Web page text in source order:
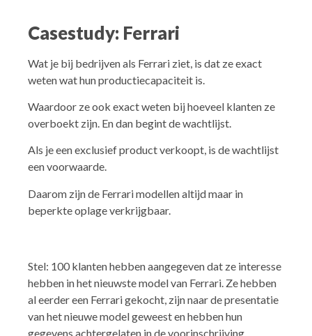
Casestudy: Ferrari
Wat je bij bedrijven als Ferrari ziet, is dat ze exact
weten wat hun productiecapaciteit is.
Waardoor ze ook exact weten bij hoeveel klanten ze
overboekt zijn. En dan begint de wachtlijst.
Als je een exclusief product verkoopt, is de wachtlijst
een voorwaarde.
Daarom zijn de Ferrari modellen altijd maar in
beperkte oplage verkrijgbaar.
Stel: 100 klanten hebben aangegeven dat ze interesse
hebben in het nieuwste model van Ferrari. Ze hebben
al eerder een Ferrari gekocht, zijn naar de presentatie
van het nieuwe model geweest en hebben hun
gegevens achtergelaten in de voorinschrijving.